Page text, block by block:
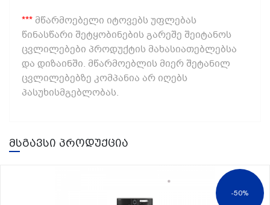
*** მწარმოებელი იტოვებს უფლებას
წინასწარი შეტყობინების გარეშე შეიტანოს
ცვლილებები პროდუქტის მახასიათებლებსა
და დიზაინში. მწარმოებლის მიერ შეტანილ
ცვლილებებზე კომპანია არ იღებს
პასუხისმგებლობას.
მსგავსი პროდუქცია
-50%